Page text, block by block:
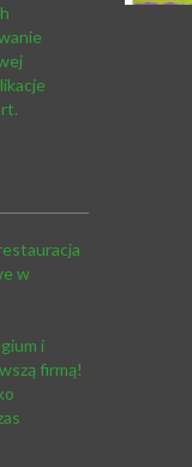
w
i
firmą!